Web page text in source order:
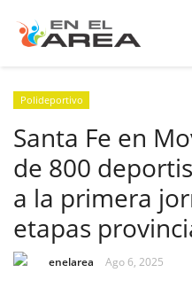
Polideportivo
Santa Fe en
de 800
a la primera
etapas
enelarea Ago 6, 2025